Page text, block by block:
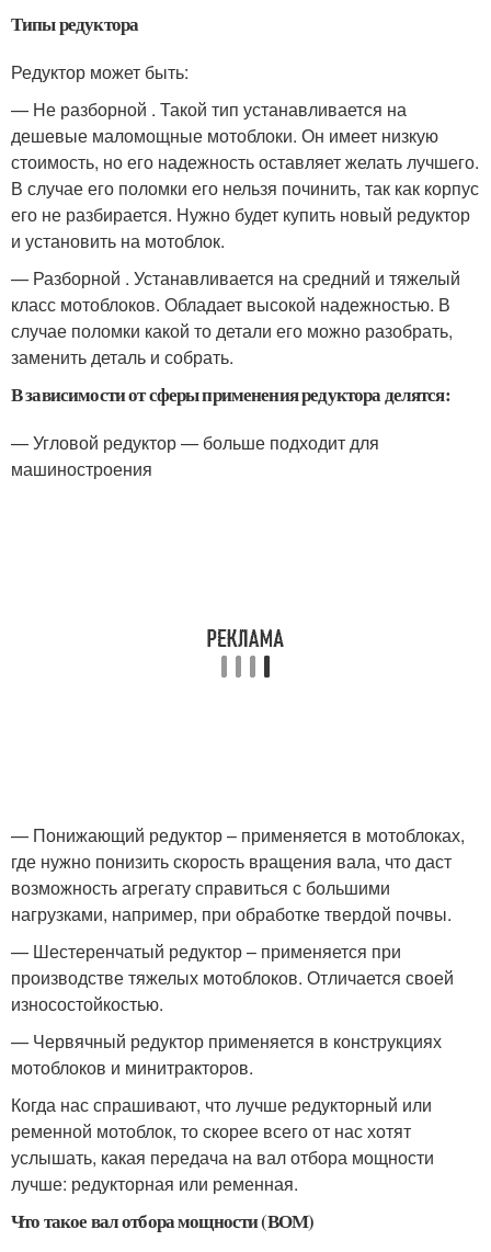
Типы редуктора
Редуктор может быть:
— Не разборной . Такой тип устанавливается на
дешевые маломощные мотоблоки. Он имеет низкую
стоимость, но его надежность оставляет желать лучшего.
В случае его поломки его нельзя починить, так как корпус
его не разбирается. Нужно будет купить новый редуктор
и установить на мотоблок.
— Разборной . Устанавливается на средний и тяжелый
класс мотоблоков. Обладает высокой надежностью. В
случае поломки какой то детали его можно разобрать,
заменить деталь и собрать.
В зависимости от сферы применения редуктора делятся:
— Угловой редуктор — больше подходит для
машиностроения
— Понижающий редуктор – применяется в мотоблоках,
где нужно понизить скорость вращения вала, что даст
возможность агрегату справиться с большими
нагрузками, например, при обработке твердой почвы.
— Шестеренчатый редуктор – применяется при
производстве тяжелых мотоблоков. Отличается своей
износостойкостью.
— Червячный редуктор применяется в конструкциях
мотоблоков и минитракторов.
Когда нас спрашивают, что лучше редукторный или
ременной мотоблок, то скорее всего от нас хотят
услышать, какая передача на вал отбора мощности
лучше: редукторная или ременная.
Что такое вал отбора мощности (ВОМ)